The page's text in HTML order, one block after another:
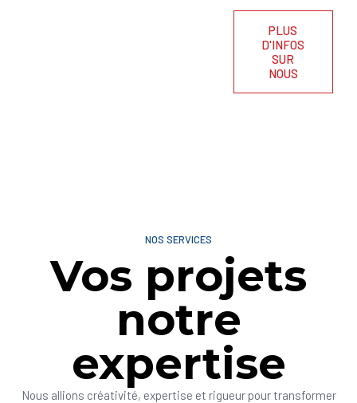
PLUS
D'INFOS
SUR
NOUS
NOS SERVICES
Vos projets
notre
expertise
Nous allions créativité, expertise et rigueur pour transformer